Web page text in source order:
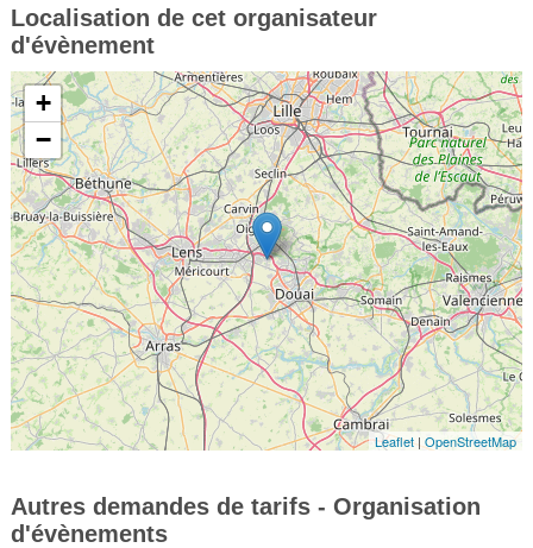
Localisation de cet organisateur
d'évènement
+
−
Leaflet|OpenStreetMap
Autres demandes de tarifs - Organisation
d'évènements